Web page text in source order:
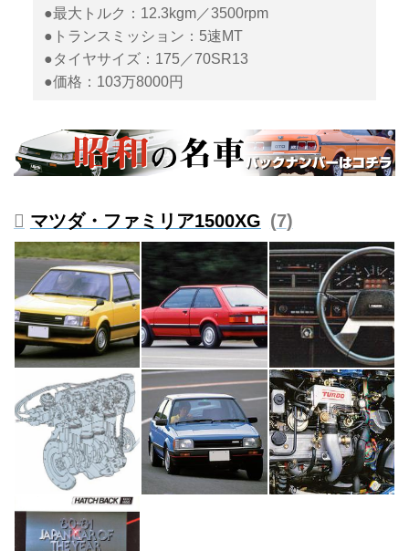
●最大トルク：12.3kgm／3500rpm
●トランスミッション：5速MT
●タイヤサイズ：175／70SR13
●価格：103万8000円
マツダ・ファミリア1500XG 7